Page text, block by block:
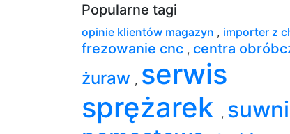
Popularne tagi
opinie klientów magazyn , importer z
frezowanie cnc , centra
żuraw , serwis
sprężarek
,